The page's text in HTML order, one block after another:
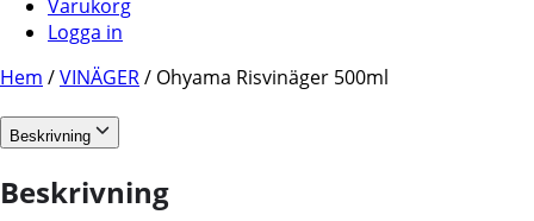
Varukorg
Logga in
Hem /VINÄGER/ Ohyama Risvinäger 500ml
Beskrivning
Beskrivning